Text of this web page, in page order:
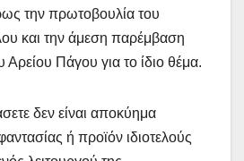
την πρωτοβουλία του
και την άμεση παρέμβαση
Αρείου Πάγου για το ίδιο θέμα.
δεν είναι αποκύημα
ή προϊόν ιδιοτελούς